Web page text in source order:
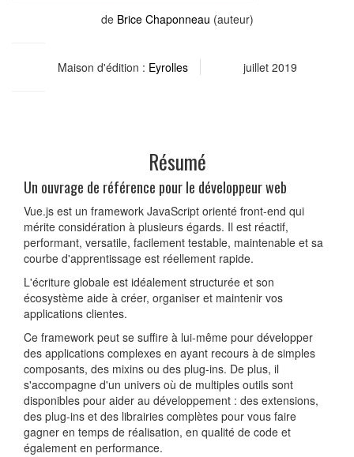
de Brice Chaponneau (auteur)
Maison d'édition : Eyrolles juillet 2019
Résumé
Un ouvrage de référence pour le développeur web
Vue.js est un framework JavaScript orienté front-end qui
mérite considération à plusieurs égards. Il est réactif,
performant, versatile, facilement testable, maintenable et sa
courbe d'apprentissage est réellement rapide.
L'écriture globale est idéalement structurée et son
écosystème aide à créer, organiser et maintenir vos
applications clientes.
Ce framework peut se suffire à lui-même pour développer
des applications complexes en ayant recours à de simples
composants, des mixins ou des plug-ins. De plus, il
s'accompagne d'un univers où de multiples outils sont
disponibles pour aider au développement : des extensions,
des plug-ins et des librairies complètes pour vous faire
gagner en temps de réalisation, en qualité de code et
également en performance.